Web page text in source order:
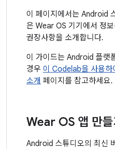
이 페이지에서는 Android
은 Wear OS 기기에서 정
권장사항을 소개합니다.
이 가이드는 Android 플랫
경우 이 Codelab을 사용하
소개 페이지를 참고하세요.
Wear OS 앱 만들
Android 스튜디오의 최신